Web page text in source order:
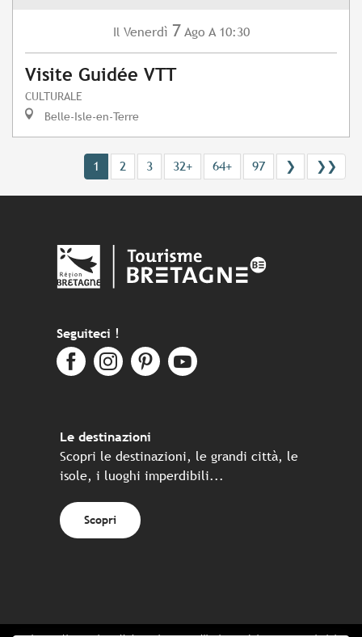
Il Venerdì 7 Ago A 10:30
Visite Guidée VTT
CULTURALE
Belle-Isle-en-Terre
1 2 3 32+ 64+ 97 ❯ ❯❯
Seguiteci !
Le destinazioni
Scopri le destinazioni, le grandi città, le
isole, i luoghi imperdibili...
Scopri